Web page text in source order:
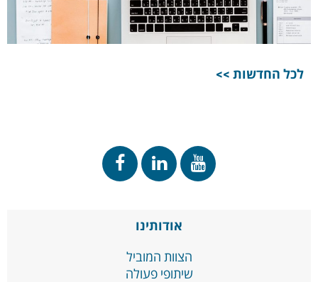
לכל החדשות >>
אודותינו
הצוות המוביל
שיתופי פעולה